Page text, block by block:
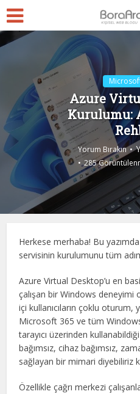
Azure
Kurulumu:
Yorum Bırakın
285
Herkese merhaba! Bu
servisinin kurulumunu tüm
Azure Virtual Desktop’u en
çalışan bir Windows deneyimi
içi kullanıcıların çoklu oturum,
Microsoft 365 ve tüm
tarayıcı üzerinden
bağımsız, cihaz bağımsız,
sağlayan bir mimari diyebiliriz
Özellikle çağrı merkezi